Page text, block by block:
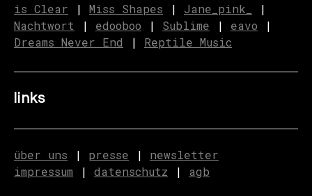
is Clear | Miss Shapes | Jane_pink_
|
Nachtwort | edooboo | Sublime | eavo |
Dreams Never End | Reptile Music
links
über uns | presse | newsletter
impressum | datenschutz | agb